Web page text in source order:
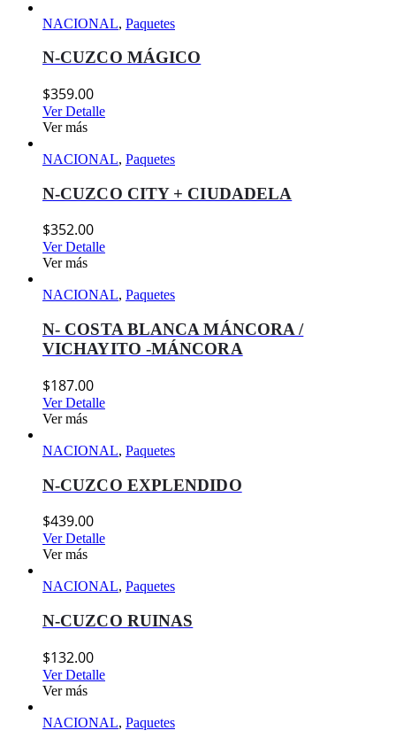
NACIONAL, Paquetes
N-CUZCO MÁGICO
$359.00
Ver Detalle
Ver más
NACIONAL, Paquetes
N-CUZCO CITY + CIUDADELA
$352.00
Ver Detalle
Ver más
NACIONAL, Paquetes
N- COSTA BLANCA MÁNCORA /
VICHAYITO -MÁNCORA
$187.00
Ver Detalle
Ver más
NACIONAL, Paquetes
N-CUZCO EXPLENDIDO
$439.00
Ver Detalle
Ver más
NACIONAL, Paquetes
N-CUZCO RUINAS
$132.00
Ver Detalle
Ver más
NACIONAL, Paquetes